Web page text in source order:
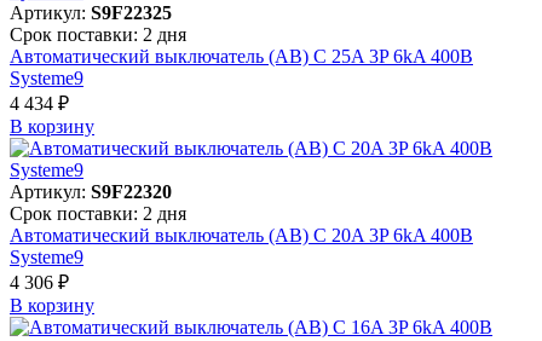
Артикул: S9F22325
Срок поставки: 2 дня
Автоматический выключатель (АВ) C 25A 3P 6kA 400В
Systeme9
4 434 ₽
В корзинy
Артикул: S9F22320
Срок поставки: 2 дня
Автоматический выключатель (АВ) C 20A 3P 6kA 400В
Systeme9
4 306 ₽
В корзинy